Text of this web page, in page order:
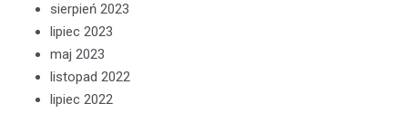
sierpień 2023
lipiec 2023
maj 2023
listopad 2022
lipiec 2022